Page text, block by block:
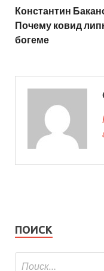
Константин
Почему ковид
богеме
ПОИСК